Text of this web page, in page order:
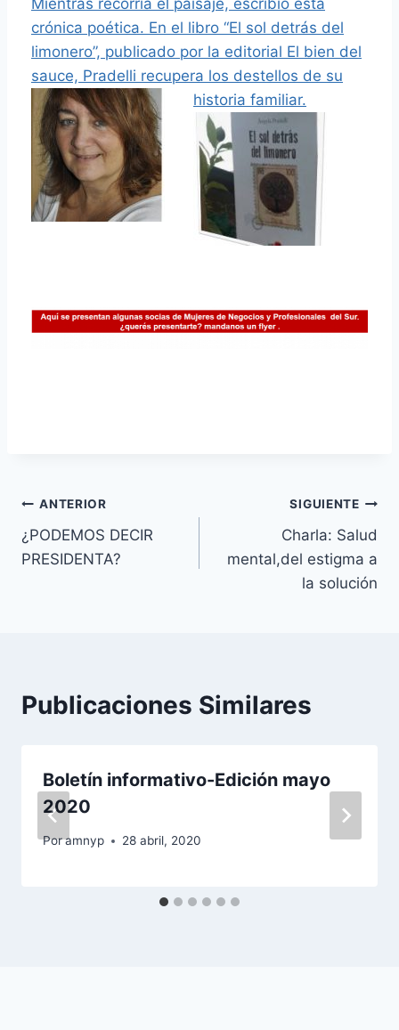
crónica poética. En el libro “El sol detrás del
limonero”, publicado por la editorial El bien del
sauce, Pradelli recupera los destellos de su
historia familiar.
Navegación
de
ANTERIOR
¿PODEMOS DECIR
PRESIDENTA?
SIGUIENTE
Charla: Salud
mental,del estigma a
la solución
Publicaciones Similares
Boletín informativo-Edición mayo
2020
Poramnyp 28 abril, 2020